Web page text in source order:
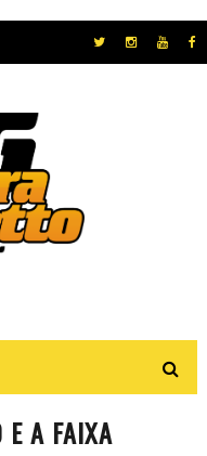
A FAIXA